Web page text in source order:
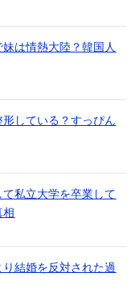
は情熱大陸？韓国人
している？すっぴん
私立大学を卒業して
相
結婚を反対された過